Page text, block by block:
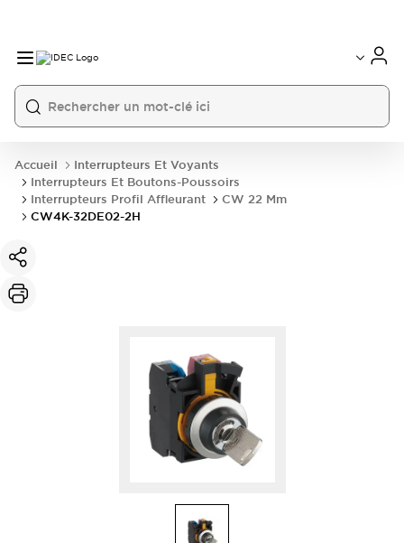
Accueil
Interrupteurs Et Voyants
Interrupteurs Et Boutons-Poussoirs
Interrupteurs Profil Affleurant
CW 22 Mm
CW4K-32DE02-2H